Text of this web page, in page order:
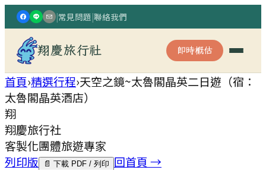
|常見問題|聯絡我們
翔慶旅行社 即時概估
首頁›精選行程›天空之鏡~太魯閣晶英二日遊（宿：
太魯閣晶英酒店）
翔
翔慶旅行社
客製化團體旅遊專家
列印版
📄 下載 PDF / 列印 回首頁 →